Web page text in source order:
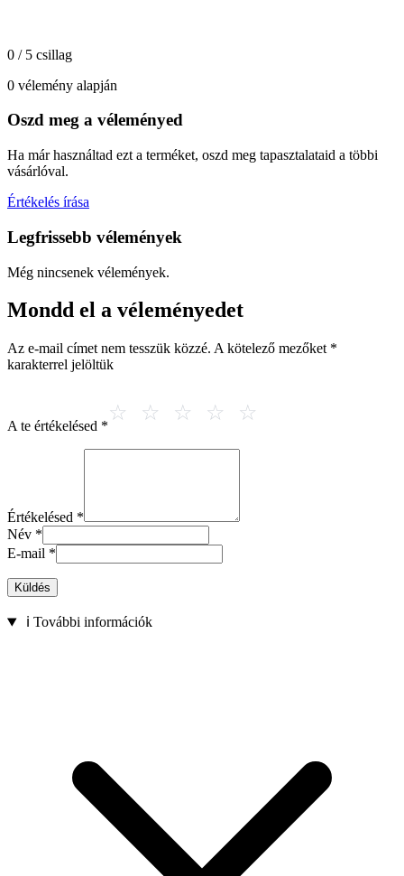
0 / 5 csillag
0 vélemény alapján
Oszd meg a véleményed
Ha már használtad ezt a terméket, oszd meg tapasztalataid a többi
vásárlóval.
Értékelés írása
Legfrissebb vélemények
Még nincsenek vélemények.
Mondd el a véleményedet
Az e-mail címet nem tesszük közzé. A kötelező mezőket *
karakterrel jelöltük
A te értékelésed *
Értékelésed *
Név *
E-mail *
Küldés
ℹ️ További információk